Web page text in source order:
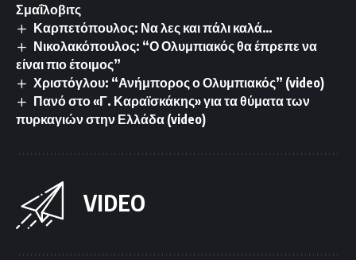
Σμαΐλοβιτς
Καρπετόπουλος: Να λες και πάλι καλά…
Νικολακόπουλος: “Ο Ολυμπιακός θα έπρεπε να
είναι πιο έτοιμος”
Χριστόγλου: “Ανήμπορος ο Ολυμπιακός” (video)
Πανό στο «Γ. Καραϊσκάκης» για τα θύματα των
πυρκαγιών στην Ελλάδα (video)
VIDEO